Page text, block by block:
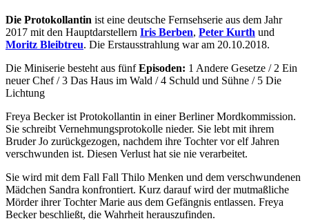
Die Protokollantin ist eine deutsche Fernsehserie aus dem Jahr
2017 mit den Hauptdarstellern Iris Berben, Peter Kurth und
Moritz Bleibtreu. Die Erstausstrahlung war am 20.10.2018.
Die Miniserie besteht aus fünfEpisoden: 1 Andere Gesetze / 2 Ein
neuer Chef / 3 Das Haus im Wald / 4 Schuld und Sühne / 5 Die
Lichtung
Freya Becker ist Protokollantin in einer Berliner Mordkommission.
Sie schreibt Vernehmungsprotokolle nieder. Sie lebt mit ihrem
Bruder Jo zurückgezogen, nachdem ihre Tochter vor elf Jahren
verschwunden ist. Diesen Verlust hat sie nie verarbeitet.
Sie wird mit dem Fall Fall Thilo Menken und dem verschwundenen
Mädchen Sandra konfrontiert. Kurz darauf wird der mutmaßliche
Mörder ihrer Tochter Marie aus dem Gefängnis entlassen. Freya
Becker beschließt, die Wahrheit herauszufinden.